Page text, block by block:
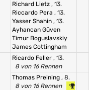
Richard Lietz , 13.
Riccardo Pera , 13.
Yasser Shahin , 13.
Ayhancan Güven
Timur Boguslavskiy
James Cottingham
Ricardo Feller , 13.
8 von 16 Rennen
Thomas Preining , 8.
8 von 16 Rennen